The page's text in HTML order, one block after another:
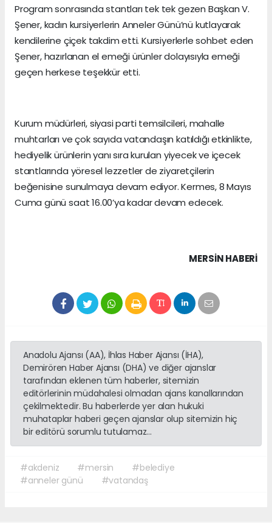
Program sonrasında stantları tek tek gezen Başkan V.
Şener, kadın kursiyerlerin Anneler Günü’nü kutlayarak
kendilerine çiçek takdim etti. Kursiyerlerle sohbet eden
Şener, hazırlanan el emeği ürünler dolayısıyla emeği
geçen herkese teşekkür etti.
Kurum müdürleri, siyasi parti temsilcileri, mahalle
muhtarları ve çok sayıda vatandaşın katıldığı etkinlikte,
hediyelik ürünlerin yanı sıra kurulan yiyecek ve içecek
stantlarında yöresel lezzetler de ziyaretçilerin
beğenisine sunulmaya devam ediyor. Kermes, 8 Mayıs
Cuma günü saat 16.00’ya kadar devam edecek.
MERSIN HABERİ
Anadolu Ajansı (AA), İhlas Haber Ajansı (İHA),
Demirören Haber Ajansı (DHA) ve diğer ajanslar
tarafından eklenen tüm haberler, sitemizin
editörlerinin müdahalesi olmadan ajans kanallarından
çekilmektedir. Bu haberlerde yer alan hukuki
muhataplar haberi geçen ajanslar olup sitemizin hiç
bir editörü sorumlu tutulamaz...
#akdeniz #mersin
#belediye
#anneler günü
#vatandaş